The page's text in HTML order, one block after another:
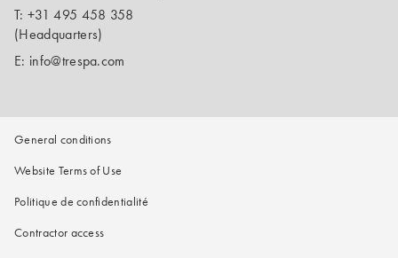
T: +31 495 458 358
(Headquarters)
E: info@trespa.com
General conditions
Website Terms of Use
Politique de confidentialité
Contractor access